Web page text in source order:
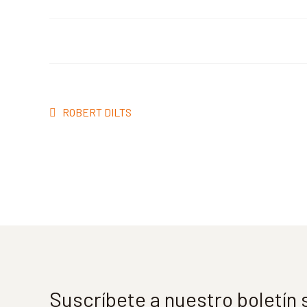
Navegación
Anterior:
ROBERT DILTS
Suscríbete a nuestro boletín